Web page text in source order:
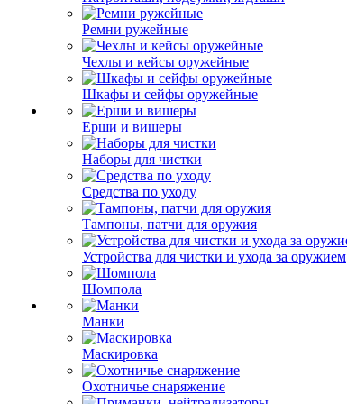
Ремни ружейные
Чехлы и кейсы оружейные
Шкафы и сейфы оружейные
Ерши и вишеры
Наборы для чистки
Средства по уходу
Тампоны, патчи для оружия
Устройства для чистки и ухода за оружием
Шомпола
Манки
Маскировка
Охотничье снаряжение